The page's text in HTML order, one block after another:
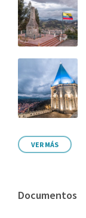
VER MÁS
Documentos